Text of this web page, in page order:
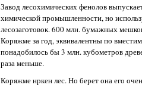
Завод лесохимических фенолов
химической промышленности, но
лесозаготовок. 600 млн. бумажных
Коряжме за год, эквивалентны по
понадобилось бы 3 млн. кубометров
раза меньше.
Коряжме нркен лес. Но берет она его